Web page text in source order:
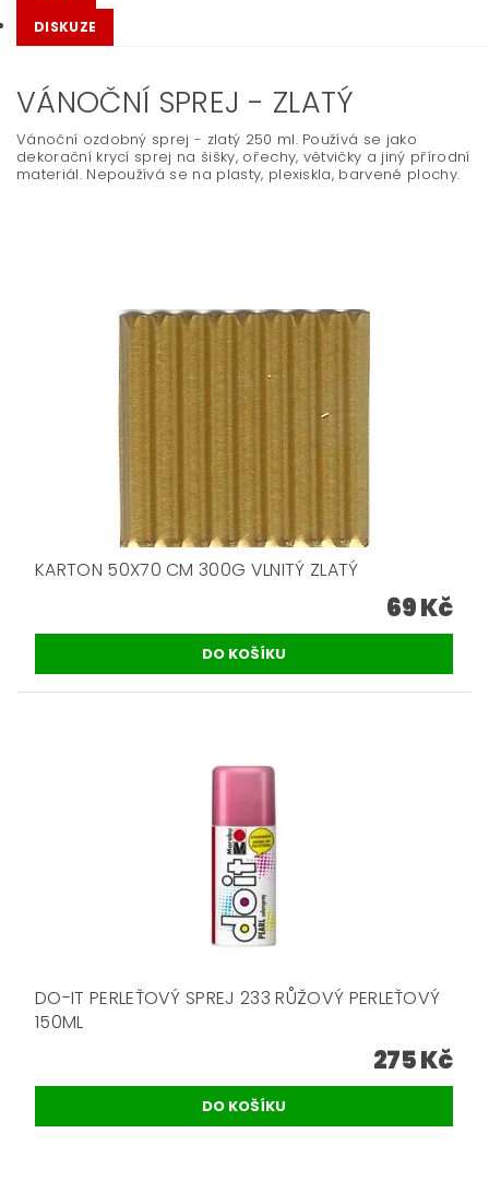
DISKUZE
VÁNOČNÍ SPREJ - ZLATÝ
Vánoční ozdobný sprej - zlatý 250 ml. Používá se jako
dekorační krycí sprej na šišky, ořechy, větvičky a jiný přírodní
materiál. Nepoužívá se na plasty, plexiskla, barvené plochy.
KARTON 50X70 CM 300G VLNITÝ ZLATÝ
69 Kč
DO-IT PERLEŤOVÝ SPREJ 233 RŮŽOVÝ PERLEŤOVÝ
150ML
275 Kč